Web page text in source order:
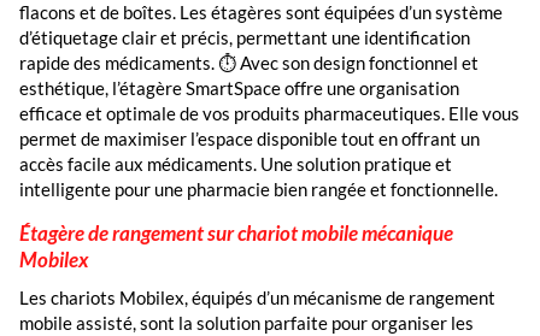
flacons et de boîtes. Les étagères sont équipées d’un système
d’étiquetage clair et précis, permettant une identification
rapide des médicaments. ⏱️ Avec son design fonctionnel et
esthétique, l’étagère SmartSpace offre une organisation
efficace et optimale de vos produits pharmaceutiques. Elle vous
permet de maximiser l’espace disponible tout en offrant un
accès facile aux médicaments. Une solution pratique et
intelligente pour une pharmacie bien rangée et fonctionnelle.
Étagère de rangement sur chariot mobile mécanique
Mobilex
Les chariots Mobilex, équipés d’un mécanisme de rangement
mobile assisté, sont la solution parfaite pour organiser les